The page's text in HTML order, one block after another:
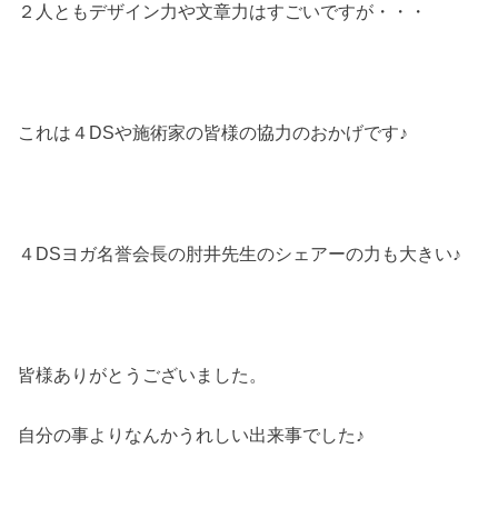
２人ともデザイン力や文章力はすごいですが・・・
これは４DSや施術家の皆様の協力のおかげです♪
４DSヨガ名誉会長の肘井先生のシェアーの力も大きい♪
皆様ありがとうございました。
自分の事よりなんかうれしい出来事でした♪